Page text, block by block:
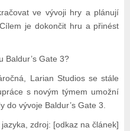
ve vývoji hry a plánují
je dokončit hru a přinést
Baldur’s Gate 3?
Larian Studios se stále
s novým týmem umožní
do vývoje Baldur’s Gate 3.
zdroj: [odkaz na článek]